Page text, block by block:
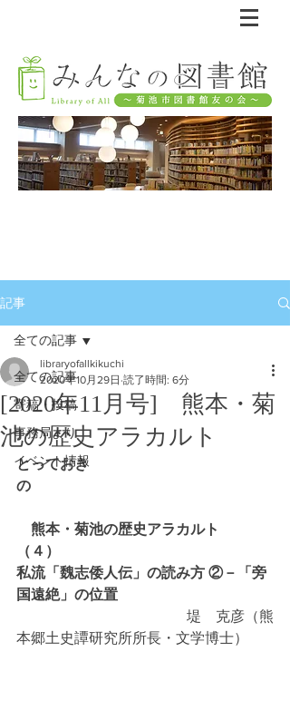
記事
全ての記事
寄稿・投稿
事務局より
イベント情報
全ての記事
[2020年11月号] 熊本・菊
池の歴史アラカルト
libraryofallkikuchi
2020年10月29日 読了時間: 6分
とっておき
の
熊本・菊池の歴史アラカルト
（４）
私流「魏志倭人伝」の読み方 ②－「旁
国遠絶」の位置
本郷土史譚研究所所長・文学博士）